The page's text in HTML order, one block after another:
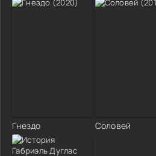
Гнездо Соловей